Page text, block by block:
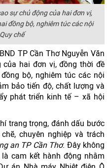
sự chủ động của hai đơn vị,
đồng bộ, nghiêm túc các nội
chế
TP Cần Thơ Nguyễn Văn
hai đơn vị, đồng thời đề
bộ, nghiêm túc các nội
bảo tiến độ, chất lượng và
phát triển kinh tế – xã hội
trang trọng, đánh dấu bước
chuyên nghiệp và trách
an TP Cần Thơ. Đây không
cam kết hành động nhằm